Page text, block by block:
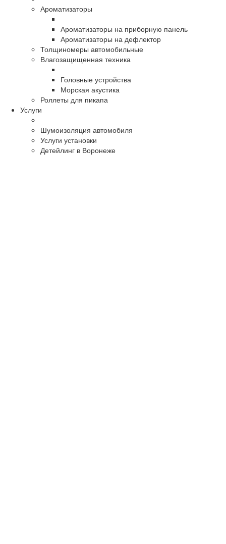
Ароматизаторы
Ароматизаторы на приборную панель
Ароматизаторы на дефлектор
Толщиномеры автомобильные
Влагозащищенная техника
Головные устройства
Морская акустика
Роллеты для пикапа
Услуги
Шумоизоляция автомобиля
Услуги установки
Детейлинг в Воронеже